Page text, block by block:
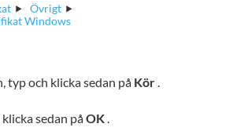
Övrigt
Windows
typ och klicka sedan på Kör.
sedan påOK.